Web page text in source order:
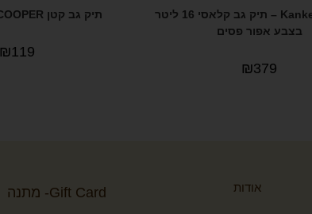
Kanken Classic – תיק גב קלאסי 16 ליטר
בצבע אפור פסים
₪379
תיק גב קטן LEE COOPER לי קופר
₪119
אודות Gift Card- מתנה